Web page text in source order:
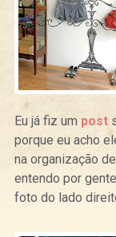
Eu já fiz um post
porque eu acho
na organização
entendo por
foto do lado